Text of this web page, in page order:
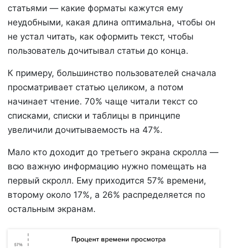
статьями — какие форматы кажутся ему
неудобными, какая длина оптимальна, чтобы он
не устал читать, как оформить текст, чтобы
пользователь дочитывал статьи до конца.
К примеру, большинство пользователей сначала
просматривает статью целиком, а потом
начинает чтение. 70% чаще читали текст со
списками, списки и таблицы в принципе
увеличили дочитываемость на 47%.
Мало кто доходит до третьего экрана скролла —
всю важную информацию нужно помещать на
первый скролл. Ему приходится 57% времени,
второму около 17%, а 26% распределяется по
остальным экранам.